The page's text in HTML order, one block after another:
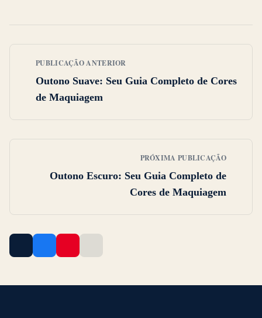
PUBLICAÇÃO ANTERIOR
Outono Suave: Seu Guia Completo de Cores
de Maquiagem
PRÓXIMA PUBLICAÇÃO
Outono Escuro: Seu Guia Completo de
Cores de Maquiagem